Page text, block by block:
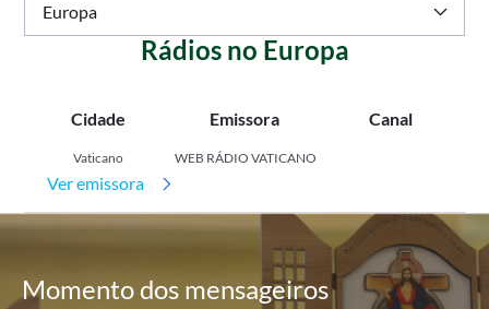
Europa
Rádios no Europa
Cidade Emissora Canal
Vaticano WEB RÁDIO VATICANO
Ver emissora
Momento dos mensageiros